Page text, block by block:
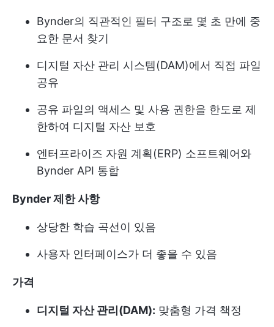
Bynder의 직관적인 필터 구조로 몇 초 만에 중
요한 문서 찾기
디지털 자산 관리 시스템(DAM)에서 직접 파일
공유
공유 파일의 액세스 및 사용 권한을 한도로 제
한하여 디지털 자산 보호
엔터프라이즈 자원 계획(ERP) 소프트웨어와
Bynder API 통합
Bynder 제한 사항
상당한 학습 곡선이 있음
사용자 인터페이스가 더 좋을 수 있음
가격
디지털 자산 관리(DAM): 맞춤형 가격 책정